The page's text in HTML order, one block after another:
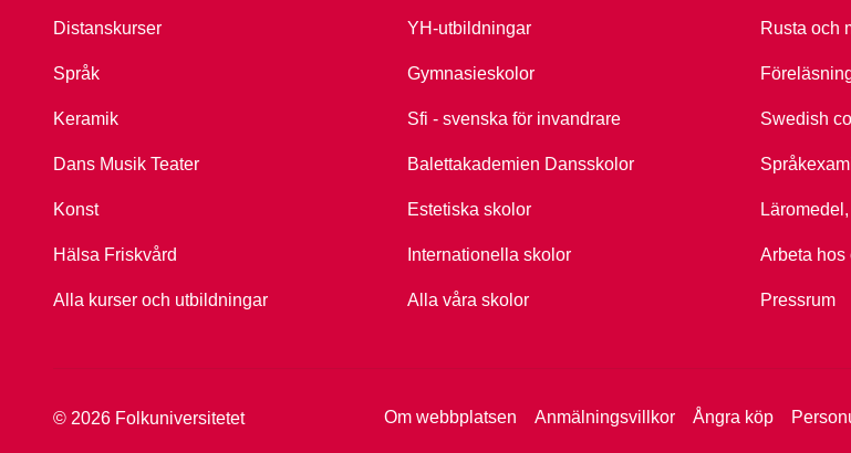
Distanskurser
Språk
Keramik
Dans Musik Teater
Konst
Hälsa Friskvård
Alla kurser och utbildningar
YH-utbildningar
Gymnasieskolor
Sfi - svenska för invandrare
Balettakademien Dansskolor
Estetiska skolor
Internationella skolor
Alla våra skolor
Rusta och
Swedish
Arbeta hos
Pressrum
© 2026 Folkuniversitetet Om webbplatsen Anmälningsvillkor Ångra köp